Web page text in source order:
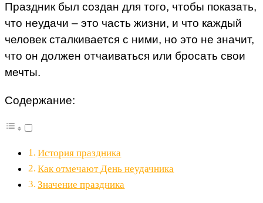
Праздник был создан для того, чтобы показать,
что неудачи – это часть жизни, и что каждый
человек сталкивается с ними, но это не значит,
что он должен отчаиваться или бросать свои
мечты.
Содержание:
История праздника
Как отмечают День неудачника
Значение праздника